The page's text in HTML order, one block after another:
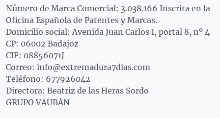
Número de Marca Comercial: 3.038.166 Inscrita en la
Oficina Española de Patentes y Marcas.
Domicilio social: Avenida Juan Carlos I, portal 8, nº 4
CP: 06002 Badajoz
CIF: 08856071J
Correo: info@extremadura7dias.com
Teléfono: 677926042
Directora: Beatriz de las Heras Sordo
GRUPO VAUBÁN